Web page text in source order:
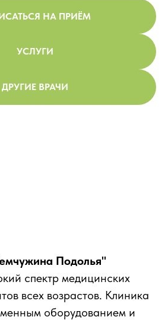
НА ПРИЁМ
УСЛУГИ
ДРУГИЕ ВРАЧИ
Подолья"
спектр медицинских
всех возрастов. Клиника
оборудованием и